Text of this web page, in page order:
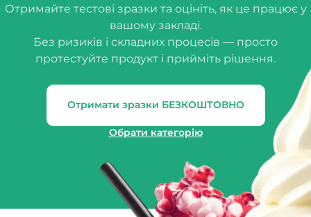
Отримайте тестові зразки та оцініть, як це працює у
вашому закладі.
Без ризиків і складних процесів — просто
протестуйте продукт і прийміть рішення.
Отримати зразки БЕЗКОШТОВНО
Обрати категорію